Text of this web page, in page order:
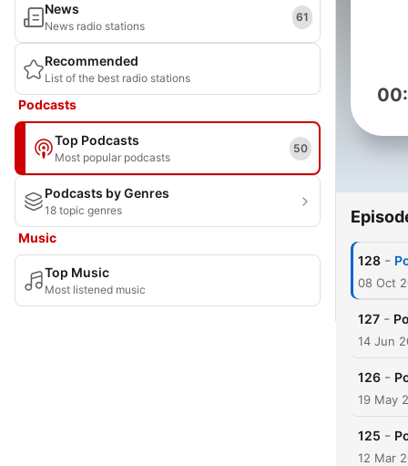
News
News radio stations
61
Recommended
List of the best radio stations
Podcasts
Top Podcasts
Most popular podcasts
50
Podcasts by Genres
18 topic genres
Music
Top Music
Most listened music
128 -
08 Oct
127 -
14 Jun
126 -
19 May
125 -
12 Mar